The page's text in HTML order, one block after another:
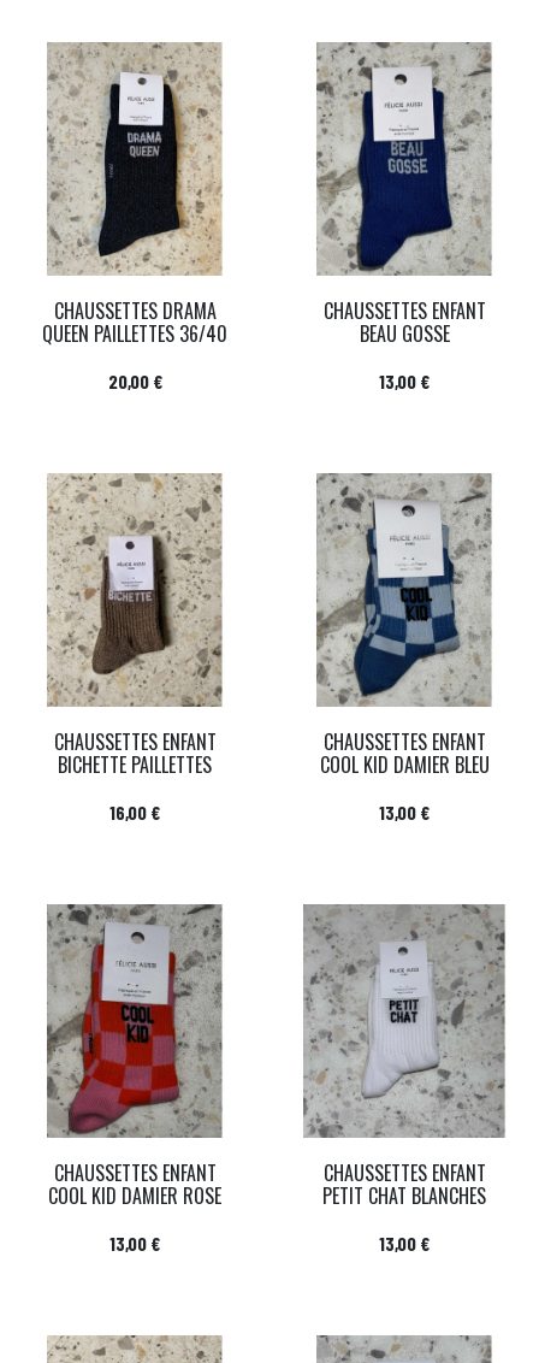
CHAUSSETTES DRAMA
QUEEN PAILLETTES 36/40
Prix
20,00 €
CHAUSSETTES ENFANT
BEAU GOSSE
Prix
13,00 €
CHAUSSETTES ENFANT
BICHETTE PAILLETTES
Prix
16,00 €
CHAUSSETTES ENFANT
COOL KID DAMIER BLEU
Prix
13,00 €
CHAUSSETTES ENFANT
COOL KID DAMIER ROSE
Prix
13,00 €
CHAUSSETTES ENFANT
PETIT CHAT BLANCHES
Prix
13,00 €